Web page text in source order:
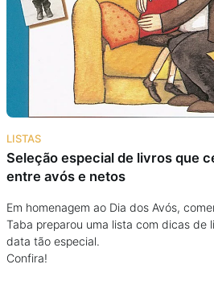
Assine
Taba na Escola
LISTAS
Seleção especial de livros que
entre avós e netos
Em homenagem ao Dia dos Avós,
Taba preparou uma lista com dicas de
data tão especial.
Confira!